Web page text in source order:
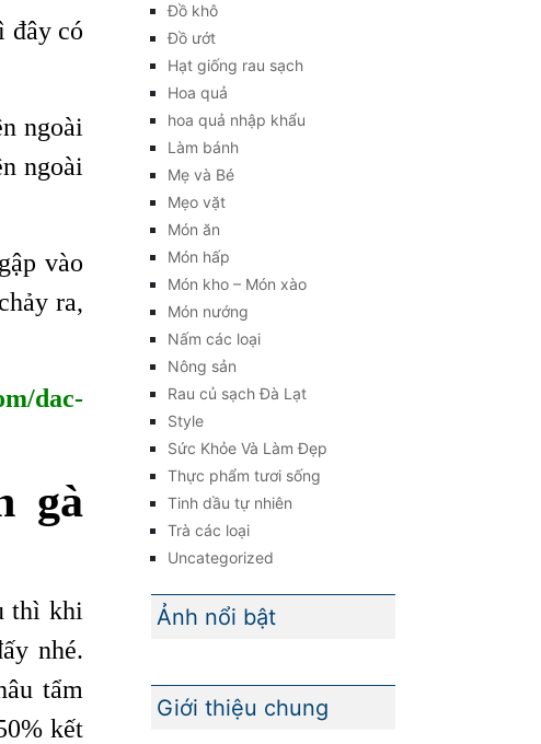
đây có
ngoài
ngoài
vào
ra,
dac-
gà
thì khi
nhé.
tẩm
kết
Đồ khô
Đồ ướt
Hạt giống rau sạch
Hoa quả
hoa quả nhập khẩu
Làm bánh
Mẹ và Bé
Mẹo vặt
Món ăn
Món hấp
Món kho – Món xào
Món nướng
Nấm các loại
Nông sản
Rau củ sạch Đà Lạt
Style
Sức Khỏe Và Làm Đẹp
Thực phẩm tươi sống
Tinh dầu tự nhiên
Trà các loại
Uncategorized
Ảnh nổi bật
Giới thiệu chung